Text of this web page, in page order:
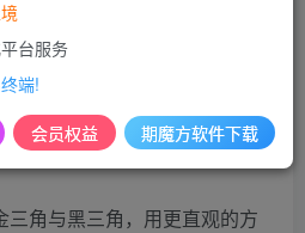
术战法，但是每次看金三角都
办法使金三角更加直观。
三角与黑三角，用更直观的方
台服务
端!
会员权益 期魔方软件下载